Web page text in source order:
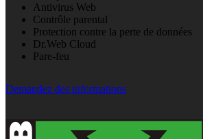
Antivirus Web
Contrôle parental
Protection contre la perte de données
Dr.Web Cloud
Pare-feu
Demandez des informations